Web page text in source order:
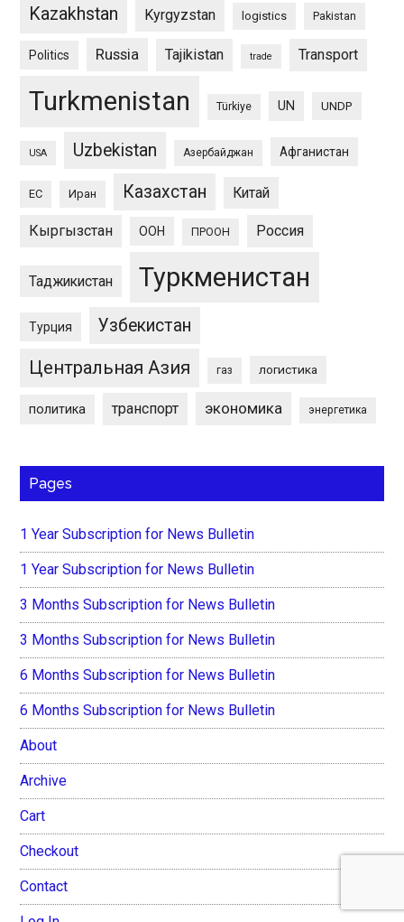
Kazakhstan Kyrgyzstan logistics Pakistan
Politics Russia Tajikistan trade Transport
Turkmenistan Türkiye UN UNDP
USA Uzbekistan Азербайджан Афганистан
ЕС Иран Казахстан Китай
Кыргызстан ООН ПРООН Россия
Таджикистан Туркменистан
Турция Узбекистан
Центральная Азия газ логистика
политика транспорт экономика энергетика
Pages
1 Year Subscription for News Bulletin
1 Year Subscription for News Bulletin
3 Months Subscription for News Bulletin
3 Months Subscription for News Bulletin
6 Months Subscription for News Bulletin
6 Months Subscription for News Bulletin
About
Archive
Cart
Checkout
Contact